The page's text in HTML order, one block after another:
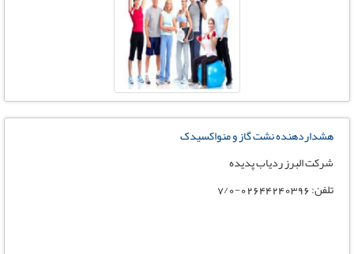
هشداردهنده نشت گاز و منواکسیدک
شرکت البرز ردیاب پدیده
تلفن: 02644240396-7/0